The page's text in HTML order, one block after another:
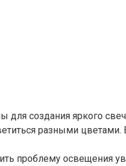
для создания яркого
разными
проблему освещения